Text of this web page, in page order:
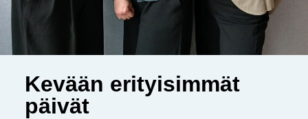
Kevään erityisimmät
päivät